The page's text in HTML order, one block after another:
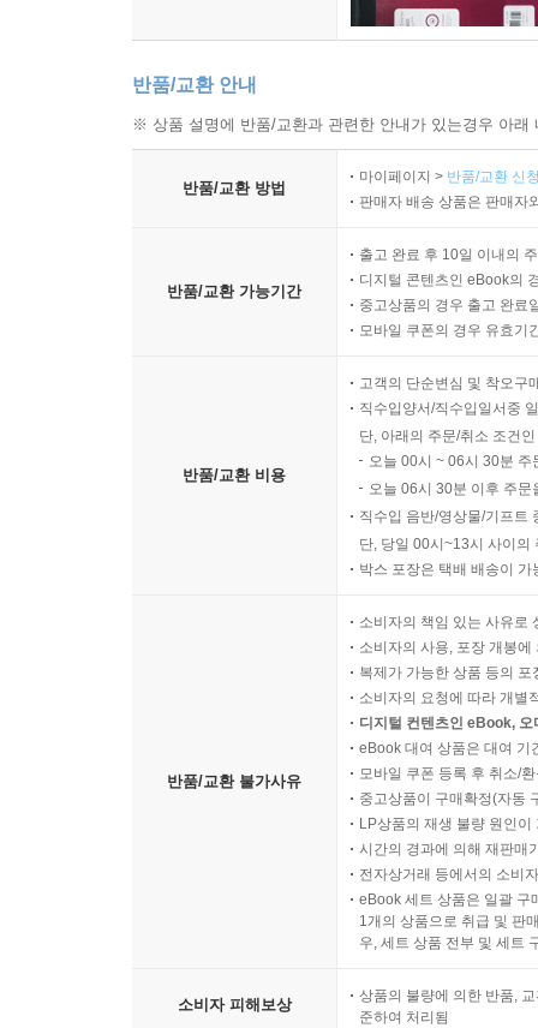
반품/교환 안내
※ 상품 설명에 반품/교환과 관련한 안내가 있는경우 아
반품/교환 방법
마이페이지 > 반품/교환 신
판매자 배송 상품은 판매자
반품/교환 가능기간
출고 완료 후 10일 이내의
디지털 콘텐츠인 eBook의
중고상품의 경우 출고 완료
모바일 쿠폰의 경우 유효기
반품/교환 비용
고객의 단순변심 및 착오구
직수입양서/직수입일서중
단, 아래의 주문/취소 조건
오늘 00시 ~ 06시 30분
오늘 06시 30분 이후 주
직수입 음반/영상물/기프트
단, 당일 00시~13시 사이의
박스 포장은 택배 배송이
반품/교환 불가사유
소비자의 책임 있는 사유로
소비자의 사용, 포장 개봉
복제가 가능한 상품 등의
소비자의 요청에 따라 개별
디지털 컨텐츠인 eBook,
eBook 대여 상품은 대여 기
모바일 쿠폰 등록 후 취소/
중고상품이 구매확정(자동
LP상품의 재생 불량 원인
시간의 경과에 의해 재판매
전자상거래 등에서의 소비
eBook 세트 상품은 일괄 구
1개의 상품으로 취급 및 판
우, 세트 상품 전부 및 세트
소비자 피해보상
상품의 불량에 의한 반품,
준하여 처리됨